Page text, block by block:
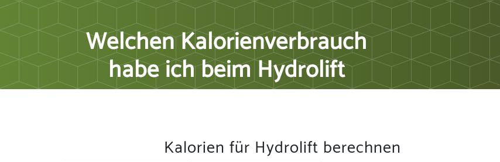
Welchen Kalorienverbrauch
habe ich beim Hydrolift
Kalorien für Hydrolift berechnen